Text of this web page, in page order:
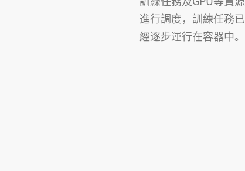
進行調度，訓練任務已
經逐步運行在容器中。